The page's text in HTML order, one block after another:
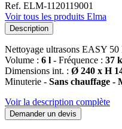
Ref. ELM-1120119001
Voir tous les produits Elma
Description
Nettoyage ultrasons EASY
Volume : 6 l - Fréquence : 37
Dimensions int. : Ø 240 x H
Minuterie - Sans chauffage -
Voir la description complète
Demander un devis